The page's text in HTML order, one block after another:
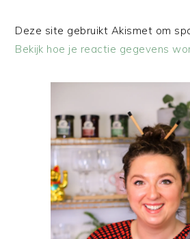
Deze site gebruikt Akismet om
Bekijk hoe je reactie gegevens